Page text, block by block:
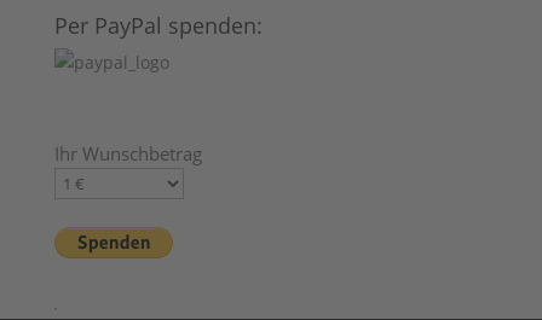
Per PayPal spenden:
Ihr Wunschbetrag